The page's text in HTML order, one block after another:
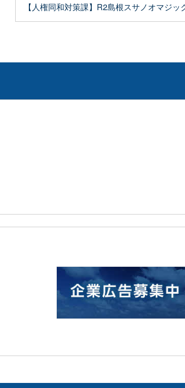
【人権同和対策課】R2島根スサノオマジ